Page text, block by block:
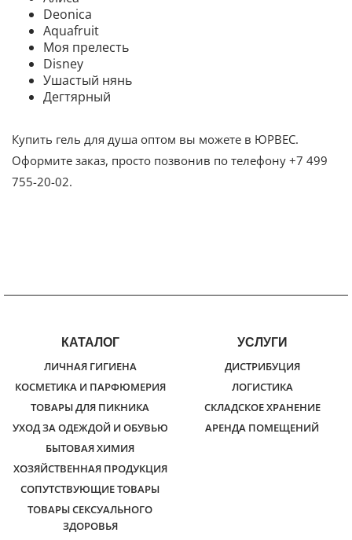
Deonica
Aquafruit
Моя прелесть
Disney
Ушастый нянь
Дегтярный
Купить гель для душа оптом вы можете в ЮРВЕС.
Оформите заказ, просто позвонив по телефону +7 499
755-20-02.
КАТАЛОГ
ЛИЧНАЯ ГИГИЕНА
КОСМЕТИКА И ПАРФЮМЕРИЯ
ТОВАРЫ ДЛЯ ПИКНИКА
УХОД ЗА ОДЕЖДОЙ И ОБУВЬЮ
БЫТОВАЯ ХИМИЯ
ХОЗЯЙСТВЕННАЯ ПРОДУКЦИЯ
СОПУТСТВУЮЩИЕ ТОВАРЫ
ТОВАРЫ СЕКСУАЛЬНОГО
ЗДОРОВЬЯ
УСЛУГИ
ДИСТРИБУЦИЯ
ЛОГИСТИКА
СКЛАДСКОЕ ХРАНЕНИЕ
АРЕНДА ПОМЕЩЕНИЙ